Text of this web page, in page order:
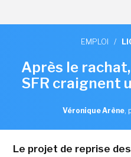
EMPLOI /
Après le
SFR craignent
Véronique Arène,
Le projet de reprise